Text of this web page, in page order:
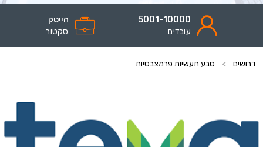
5001-10000
עובדים
הייטק
סקטור
דרושים > טבע תעשיות פרמצבטיות